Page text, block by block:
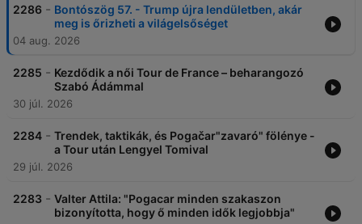
2286 - Bontószög 57. - Trump újra lendületben, akár
meg is őrizheti a világelsőséget
04 aug. 2026
2285 - Kezdődik a női Tour de France – beharangozó
Szabó Ádámmal
30 júl. 2026
2284 - Trendek, taktikák, és Pogačar"zavaró" fölénye -
a Tour után Lengyel Tomival
29 júl. 2026
2283 - Valter Attila: "Pogacar minden szakaszon
bizonyította, hogy ő minden idők legjobbja"